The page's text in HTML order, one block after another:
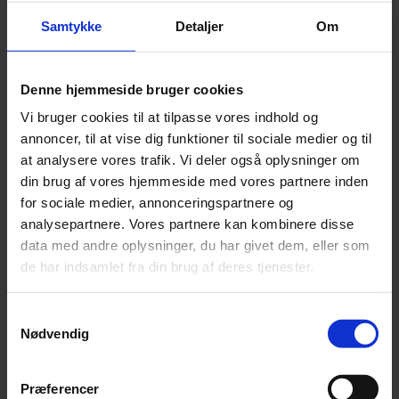
Samtykke Detaljer Om
Denne hjemmeside bruger cookies
Vi bruger cookies til at tilpasse vores indhold og
annoncer, til at vise dig funktioner til sociale medier og til
at analysere vores trafik. Vi deler også oplysninger om
din brug af vores hjemmeside med vores partnere inden
for sociale medier, annonceringspartnere og
analysepartnere. Vores partnere kan kombinere disse
data med andre oplysninger, du har givet dem, eller som
de har indsamlet fra din brug af deres tjenester.
Nødvendig
Præferencer
ønsker at fodre korn og melassefrit eller til dig, som har en hest, der
Ja, det kan du uden problemer gøre. Vi anbefaler dog at du tager
kontakt til vores foderrådgivning for at sikre din hest får de rigtige
mængder, så vi er helt sikre på at din hest får alt den har brug for i
den givne situation.
Læs mere om dosering og indholdher.
SKU
8717306750400
Weight 19 kg
Relaterede produkter